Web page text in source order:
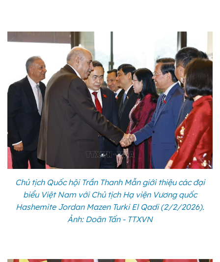
Chủ tịch Quốc hội Trần Thanh Mẫn giới thiệu các đại
biểu Việt Nam với Chủ tịch Hạ viện Vương quốc
Hashemite Jordan Mazen Turki El Qadi (2/2/2026).
Ảnh: Doãn Tấn - TTXVN